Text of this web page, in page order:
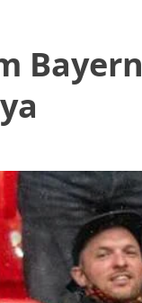
Bayern